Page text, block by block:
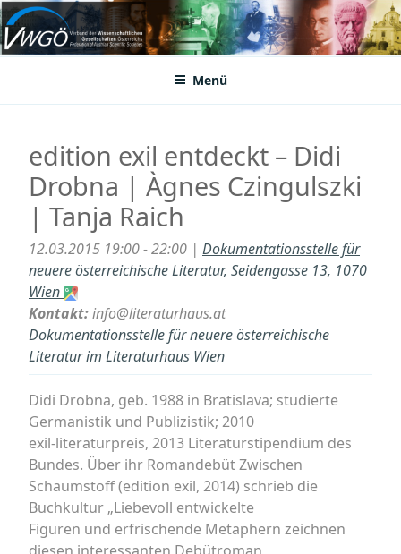
Zum
Inhalt
springenVWGÖ
Federation of Austrian Scientific Societies
Menü
edition exil entdeckt – Didi
Drobna | Àgnes Czingulszki
| Tanja Raich
12.03.2015 19:00 - 22:00 | Dokumentationsstelle für
neuere österreichische Literatur, Seidengasse 13, 1070
Wien
Kontakt:info@literaturhaus.at
Dokumentationsstelle für neuere österreichische
Literatur im Literaturhaus Wien
Didi Drobna, geb. 1988 in Bratislava; studierte
Germanistik und Publizistik; 2010
exil-literaturpreis, 2013 Literaturstipendium des
Bundes. Über ihr Romandebüt Zwischen
Schaumstoff (edition exil, 2014) schrieb die
Buchkultur „Liebevoll entwickelte
Figuren und erfrischende Metaphern zeichnen